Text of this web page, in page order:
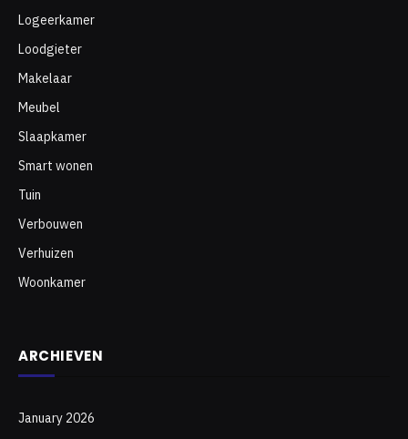
Logeerkamer
Loodgieter
Makelaar
Meubel
Slaapkamer
Smart wonen
Tuin
Verbouwen
Verhuizen
Woonkamer
ARCHIEVEN
January 2026